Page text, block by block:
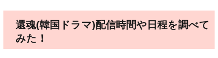
還魂(韓国ドラマ)配信時間や日程を調べて
みた！